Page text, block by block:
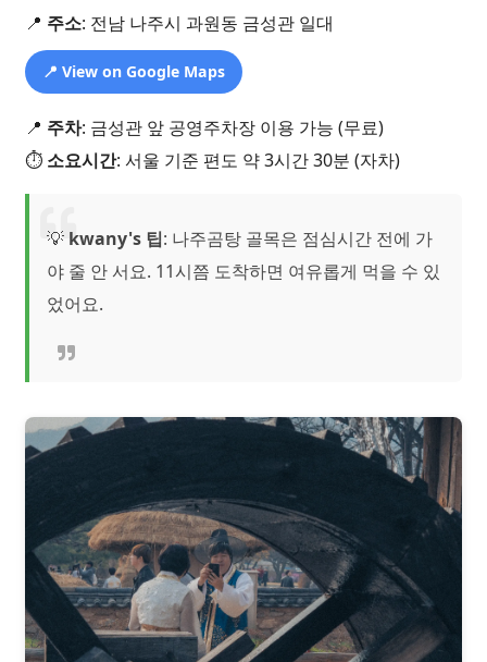
📍 주소: 전남 나주시 과원동 금성관 일대
📍 View on Google Maps
📍 주차: 금성관 앞 공영주차장 이용 가능 (무료)
⏱️ 소요시간: 서울 기준 편도 약 3시간 30분 (자차)
💡 kwany's 팁: 나주곰탕 골목은 점심시간 전에 가
야 줄 안 서요. 11시쯤 도착하면 여유롭게 먹을 수 있
었어요.